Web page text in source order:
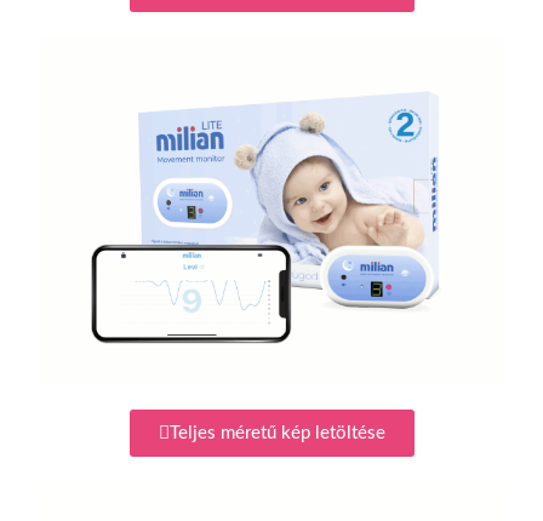
Teljes méretű kép letöltése